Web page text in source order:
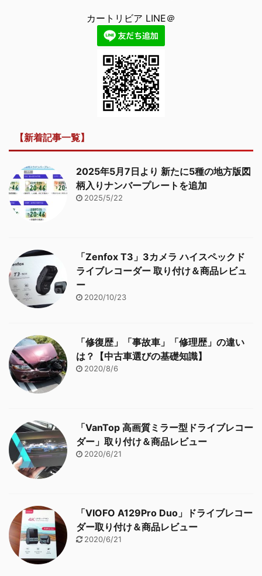
カートリビア LINE＠
【新着記事一覧】
2025年5月7日より 新たに5種の地方版図
柄入りナンバープレートを追加
2025/5/22
「Zenfox T3」3カメラ ハイスペックド
ライブレコーダー 取り付け＆商品レビュ
ー
2020/10/23
「修復歴」「事故車」「修理歴」の違い
は？【中古車選びの基礎知識】
2020/8/6
「VanTop 高画質ミラー型ドライブレコー
ダー」取り付け＆商品レビュー
2020/6/21
「VIOFO A129Pro Duo」ドライブレコー
ダー取り付け＆商品レビュー
2020/6/21